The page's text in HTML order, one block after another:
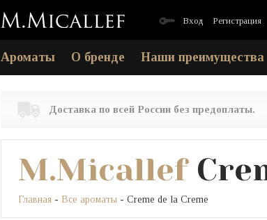
Вход Регистрация
Ароматы О бренде Наши преимущества
Доставка по всей России без предоплаты.
M.Micallef
Главная - Все ароматы - Creme de la Creme